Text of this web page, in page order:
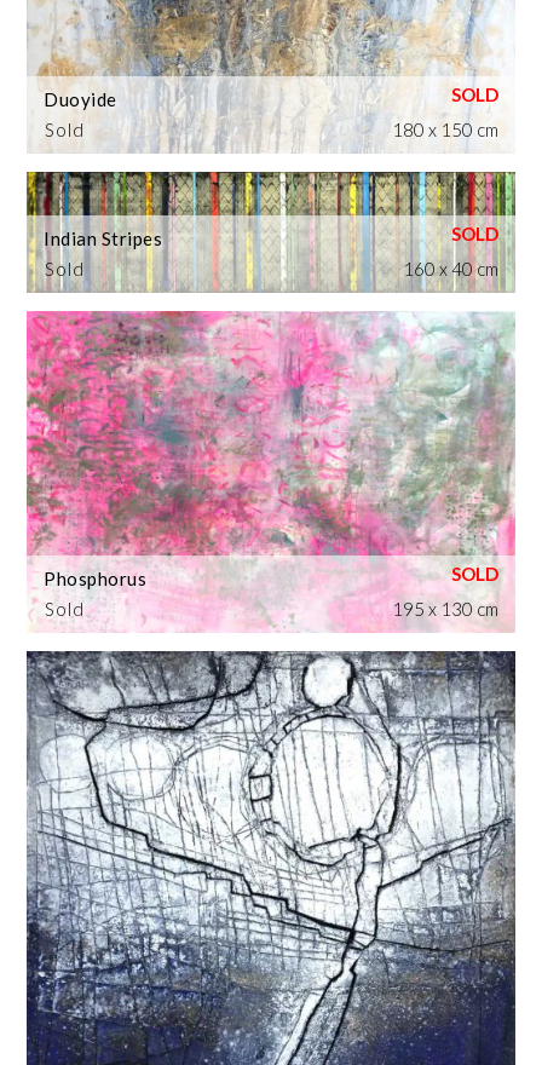
Sold
Duoyide
180 x 150 cm
Sold
Indian Stripes
160 x 40 cm
Sold
Phosphorus
195 x 130 cm